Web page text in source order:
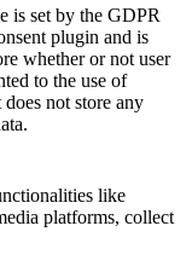
is set by the GDPR
plugin and is
whether or not user
to the use of
not store any
like
platforms, collect